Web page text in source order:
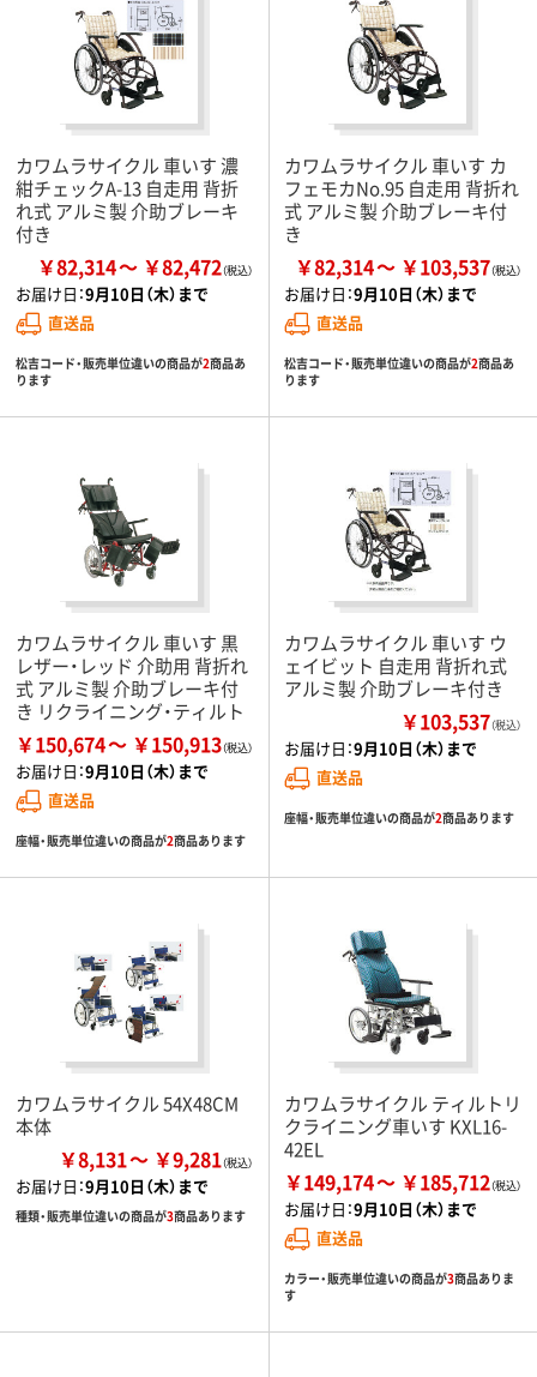
カワムラサイクル 車いす 濃
紺チェックA-13 自走用 背折
れ式 アルミ製 介助ブレーキ
付き
￥82,314 ￥82,472
お届け日：9月10日（木）まで
直送品
松吉コード・販売単位違いの商品が2商品あ
ります
カワムラサイクル 車いす カ
フェモカNo.95 自走用 背折れ
式 アルミ製 介助ブレーキ付
き
￥82,314 ￥103,537
お届け日：9月10日（木）まで
直送品
松吉コード・販売単位違いの商品が2商品あ
ります
カワムラサイクル 車いす 黒
レザー・レッド 介助用 背折れ
式 アルミ製 介助ブレーキ付
き リクライニング・ティルト
￥150,674 ￥150,913
お届け日：9月10日（木）まで
直送品
座幅・販売単位違いの商品が2商品あります
カワムラサイクル 車いす ウ
ェイビット 自走用 背折れ式
アルミ製 介助ブレーキ付き
￥103,537（税込）
お届け日：9月10日（木）まで
直送品
座幅・販売単位違いの商品が2商品あります
カワムラサイクル 54X48CM
本体
￥8,131 ￥9,281
お届け日：9月10日（木）まで
種類・販売単位違いの商品が3商品あります
カワムラサイクル ティルトリ
クライニング車いす KXL16-
42EL
￥149,174 ￥185,712
お届け日：9月10日（木）まで
直送品
カラー・販売単位違いの商品が3商品ありま
す